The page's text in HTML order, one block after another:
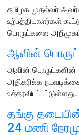
தமிழக முதல்வர்
உற்பத்தியாளர்கள்
பொருட்களை
ஆவின்
ஆவின் பொருட்களின்
அதிகரிக்க
தங்கு
24 மணி